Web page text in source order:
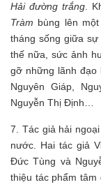
Hải đường trắng.
Tràm bùng lên
tháng sống giữa
thế nữa, sức ảnh
gỡ những lãnh đạo
Nguyên Giáp,
Nguyễn Thị Định…
7. Tác giả hải
nước. Hai tác giả
Đức Tùng và
thiệu tác phẩm